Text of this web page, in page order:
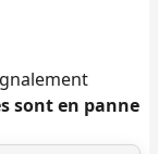
sont en panne